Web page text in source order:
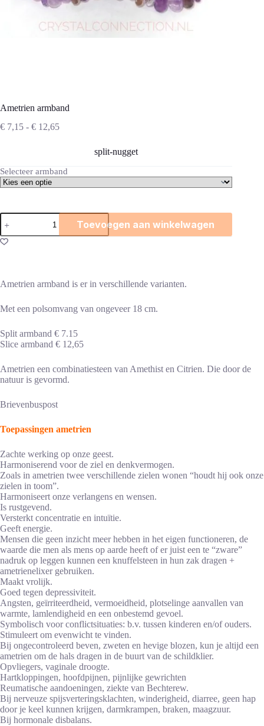
Ametrien armband
€ 7,15 - € 12,65Prijsklasse:
split-nugget
Selecteer armband
Ametrien
armband
aantal
Toevoegen aan winkelwagen
Ametrien armband is er in verschillende varianten.
Met een polsomvang van ongeveer 18 cm.
Split armband € 7.15
Slice armband € 12,65
Ametrien een combinatiesteen van Amethist en Citrien. Die door de
natuur is gevormd.
Brievenbuspost
Toepassingen ametrien
Zachte werking op onze geest.
Harmoniserend voor de ziel en denkvermogen.
Zoals in ametrien twee verschillende zielen wonen “houdt hij ook onze
zielen in toom”.
Harmoniseert onze verlangens en wensen.
Is rustgevend.
Versterkt concentratie en intuïtie.
Geeft energie.
Mensen die geen inzicht meer hebben in het eigen functioneren, de
waarde die men als mens op aarde heeft of er juist een te “zware”
nadruk op leggen kunnen een knuffelsteen in hun zak dragen +
ametrienelixer gebruiken.
Maakt vrolijk.
Goed tegen depressiviteit.
Angsten, geïrriteerdheid, vermoeidheid, plotselinge aanvallen van
warmte, lamlendigheid en een onbestemd gevoel.
Symbolisch voor conflictsituaties: b.v. tussen kinderen en/of ouders.
Stimuleert om evenwicht te vinden.
Bij ongecontroleerd beven, zweten en hevige blozen, kun je altijd een
ametrien om de hals dragen in de buurt van de schildklier.
Opvliegers, vaginale droogte.
Hartkloppingen, hoofdpijnen, pijnlijke gewrichten
Reumatische aandoeningen, ziekte van Bechterew.
Bij nerveuze spijsverteringsklachten, winderigheid, diarree, geen hap
door je keel kunnen krijgen, darmkrampen, braken, maagzuur.
Bij hormonale disbalans.